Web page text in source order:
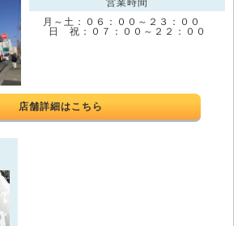
営業時間
月～土：０６：００～２３：００
日 祝：０７：００～２２：００
店舗詳細はこちら